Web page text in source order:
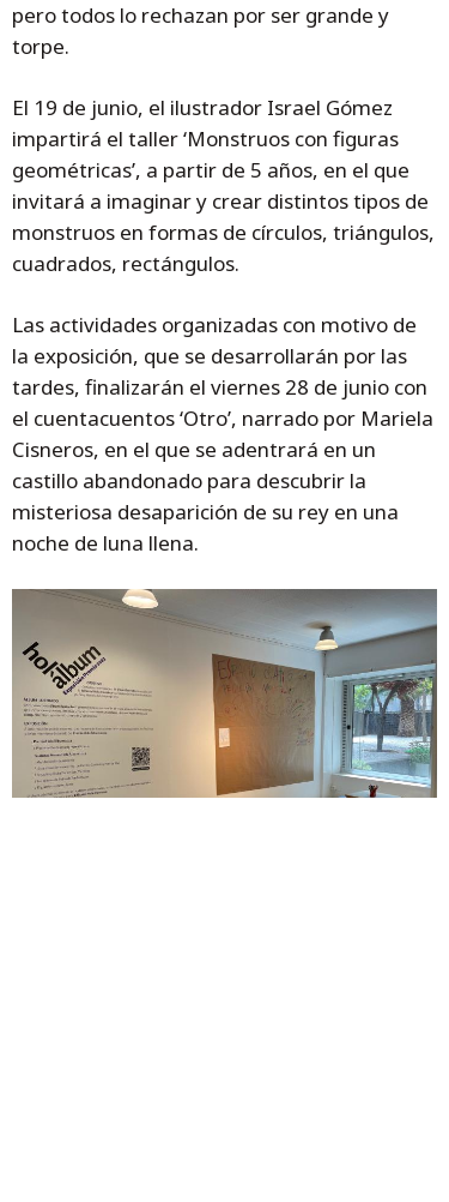
pero todos lo rechazan por ser grande y
torpe.
El 19 de junio, el ilustrador Israel Gómez
impartirá el taller ‘Monstruos con figuras
geométricas’, a partir de 5 años, en el que
invitará a imaginar y crear distintos tipos de
monstruos en formas de círculos, triángulos,
cuadrados, rectángulos.
Las actividades organizadas con motivo de
la exposición, que se desarrollarán por las
tardes, finalizarán el viernes 28 de junio con
el cuentacuentos ‘Otro’, narrado por Mariela
Cisneros, en el que se adentrará en un
castillo abandonado para descubrir la
misteriosa desaparición de su rey en una
noche de luna llena.